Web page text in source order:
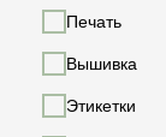
Печать
Вышивка
Этикетки